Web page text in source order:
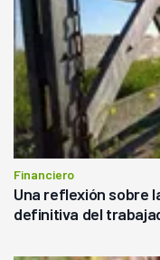
Financiero
Una reflexión sobre
definitiva del